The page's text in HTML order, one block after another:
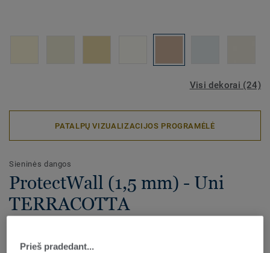
Visi dekorai (24)
PATALPŲ VIZUALIZACIJOS PROGRAMĖLĖ
Sieninės dangos
ProtectWall (1,5 mm) - Uni
TERRACOTTA
apsauganti sienas nuo smūgių, įbrėžimų, dėmių ir cheminių
Prieš pradedant...